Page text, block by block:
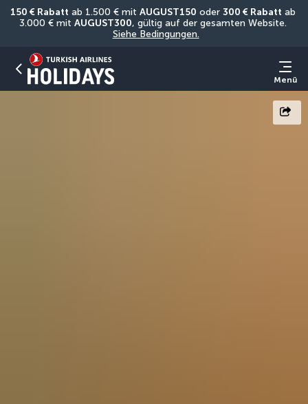
150 € Rabatt ab 1.500 € mit AUGUST150 oder 300 € Rabatt ab
3.000 € mit AUGUST300
Siehe Bedingungen.
Menü